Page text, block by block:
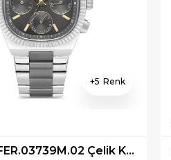
5
Ferrucci FER.03739M.02 Çelik Kordon Erkek Kol Saati